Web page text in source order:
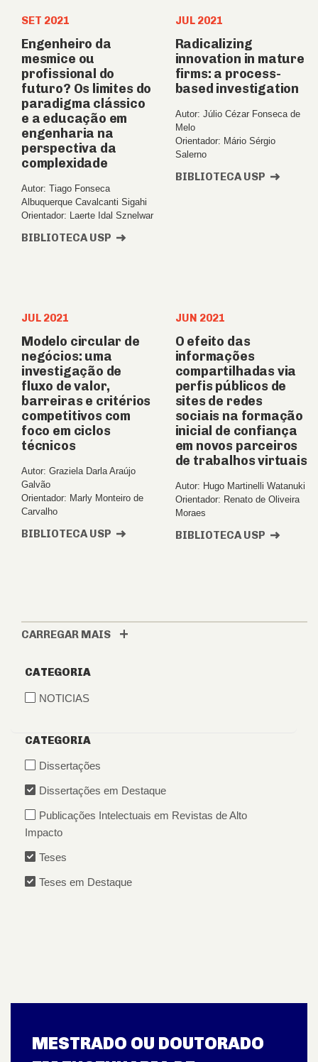
SET 2021
Engenheiro da
mesmice ou
profissional do
futuro? Os limites do
paradigma clássico
e a educação em
engenharia na
perspectiva da
complexidade
Autor: Tiago Fonseca
Albuquerque Cavalcanti Sigahi
Orientador: Laerte Idal Sznelwar
BIBLIOTECA USP
JUL 2021
Radicalizing
innovation in mature
firms: a process-
based investigation
Autor: Júlio Cézar Fonseca de
Melo
Orientador: Mário Sérgio
Salerno
BIBLIOTECA USP
JUL 2021
Modelo circular de
negócios: uma
investigação de
fluxo de valor,
barreiras e critérios
competitivos com
foco em ciclos
técnicos
Autor: Graziela Darla Araújo
Galvão
Orientador: Marly Monteiro de
Carvalho
BIBLIOTECA USP
JUN 2021
O efeito das
informações
compartilhadas via
perfis públicos de
sites de redes
sociais na formação
inicial de confiança
em novos parceiros
de trabalhos virtuais
Autor: Hugo Martinelli Watanuki
Orientador: Renato de Oliveira
Moraes
BIBLIOTECA USP
CARREGAR MAIS
CATEGORIA
NOTICIAS
CATEGORIA
Dissertações
Dissertações em Destaque
Publicações Intelectuais em Revistas de Alto
Impacto
Teses
Teses em Destaque
MESTRADO OU DOUTORADO